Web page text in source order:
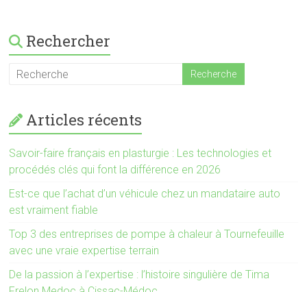
Rechercher
Articles récents
Savoir-faire français en plasturgie : Les technologies et
procédés clés qui font la différence en 2026
Est-ce que l’achat d’un véhicule chez un mandataire auto
est vraiment fiable
Top 3 des entreprises de pompe à chaleur à Tournefeuille
avec une vraie expertise terrain
De la passion à l’expertise : l’histoire singulière de Tima